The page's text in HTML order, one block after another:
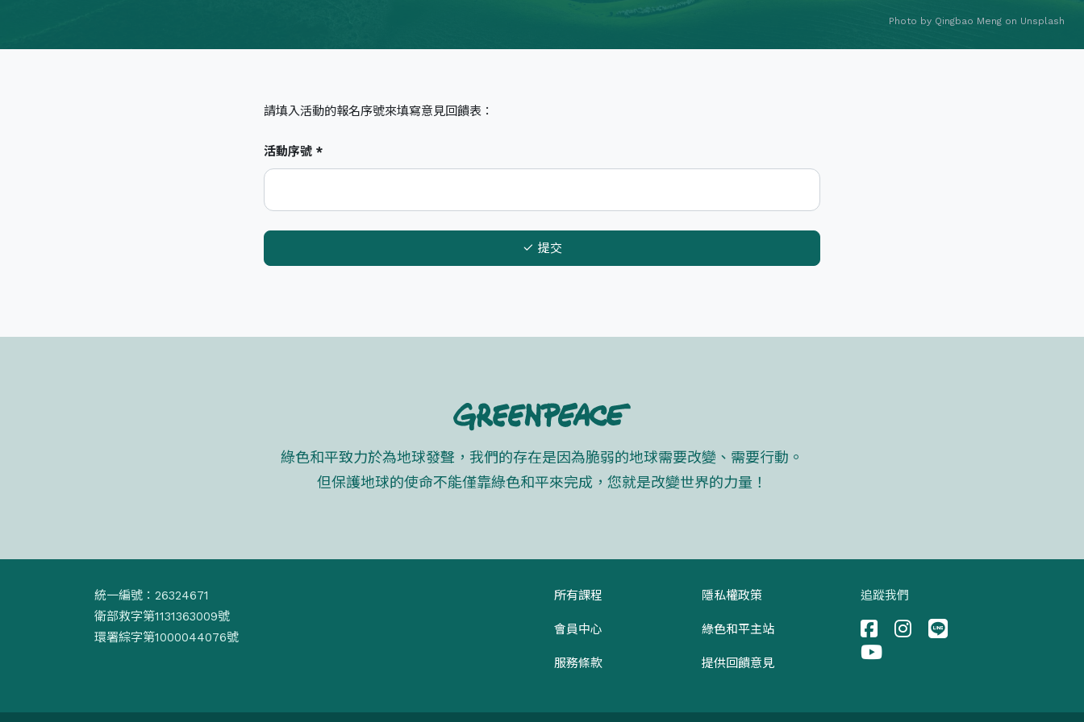
Photo by Qingbao Meng on Unsplash
請填入活動的報名序號來填寫意見回饋表：
活動序號 *
提交
綠色和平致力於為地球發聲，我們的存在是因為脆弱的地球需要改變、需要行動。
但保護地球的使命不能僅靠綠色和平來完成，您就是改變世界的力量！
追蹤我們
所有課程
會員中心
服務條款
隱私權政策
綠色和平主站
提供回饋意見
統一編號：26324671
衛部救字第1131363009號
環署綜字第1000044076號